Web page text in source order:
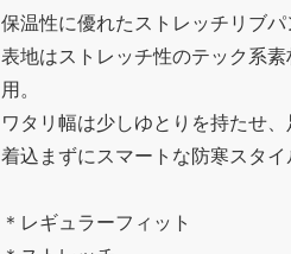
保温性に優れたストレッチリブパ
表地はストレッチ性のテック系
用。
ワタリ幅は少しゆとりを持たせ
着込まずにスマートな防寒スタイ
＊レギュラーフィット